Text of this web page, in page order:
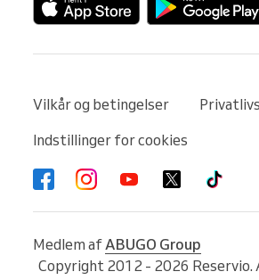
Vilkår og betingelser
Indstillinger for cookies
Medlem af ABUGO Group
Copyright 2012 - 2026